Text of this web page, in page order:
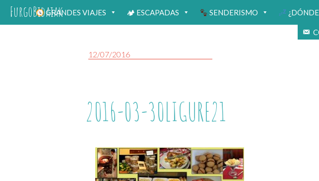
FurgoBidaiakGRANDES VIAJES 🏕 ESCAPADAS SENDERISMO
12/07/2016
2016-03-30LIGURE21